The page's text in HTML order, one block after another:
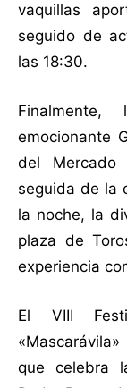
vaquillas
seguido de
las 18:30.
emocionante
del Mercado
seguida de la
la noche, la
plaza de
experiencia
El VIII
que celebra